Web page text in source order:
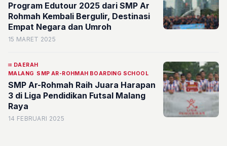
Program Edutour 2025 dari SMP Ar
Rohmah Kembali Bergulir, Destinasi
Empat Negara dan Umroh
15 MARET 2025
DAERAH
MALANG SMP AR-ROHMAH BOARDING SCHOOL
SMP Ar-Rohmah Raih Juara Harapan
3 di Liga Pendidikan Futsal Malang
Raya
14 FEBRUARI 2025